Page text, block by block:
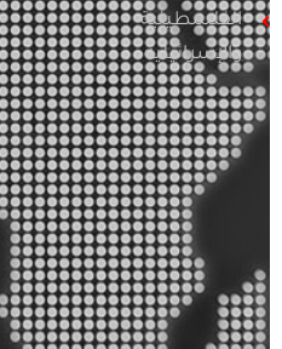
الفلسطينية
والإسرائيلية